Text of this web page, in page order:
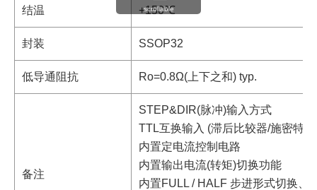
结温 +150℃
封装 SSOP32
低导通阻抗 Ro=0.8Ω(上下之和) typ.
备注
STEP&DIR(脉冲)输入方式
TTL互换输入 (滞后比较器/施密特
内置定电流控制电路
内置输出电流(转矩)切换功能
内置FULL / HALF 步进形式切换、
scrollable